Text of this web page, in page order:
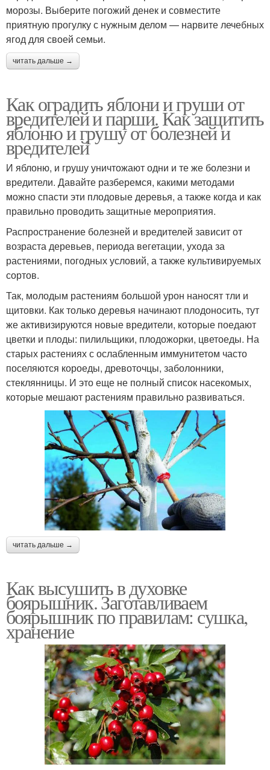
морозы. Выберите погожий денек и совместите
приятную прогулку с нужным делом — нарвите лечебных
ягод для своей семьи.
читать дальше →
Как оградить яблони и груши от
вредителей и парши. Как защитить
яблоню и грушу от болезней и
вредителей
И яблоню, и грушу уничтожают одни и те же болезни и
вредители. Давайте разберемся, какими методами
можно спасти эти плодовые деревья, а также когда и как
правильно проводить защитные мероприятия.
Распространение болезней и вредителей зависит от
возраста деревьев, периода вегетации, ухода за
растениями, погодных условий, а также культивируемых
сортов.
Так, молодым растениям большой урон наносят тли и
щитовки. Как только деревья начинают плодоносить, тут
же активизируются новые вредители, которые поедают
цветки и плоды: пилильщики, плодожорки, цветоеды. На
старых растениях с ослабленным иммунитетом часто
поселяются короеды, древоточцы, заболонники,
стеклянницы. И это еще не полный список насекомых,
которые мешают растениям правильно развиваться.
читать дальше →
Как высушить в духовке
боярышник. Заготавливаем
боярышник по правилам: сушка,
хранение